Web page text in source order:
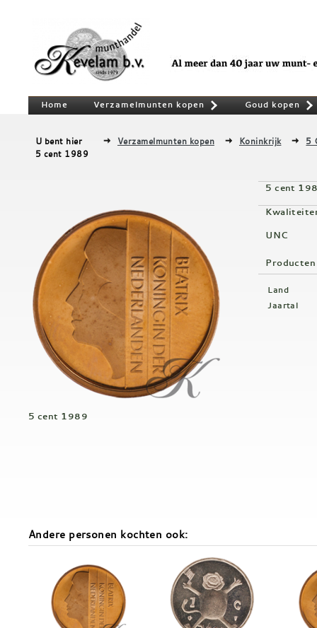
Home Verzamelmunten kopen Goud kopen
U bent hier Verzamelmunten kopen Koninkrijk
5
5 cent 1989
5 cent 1989
5 cent
UNC
Land
Jaartal
Andere personen kochten ook: